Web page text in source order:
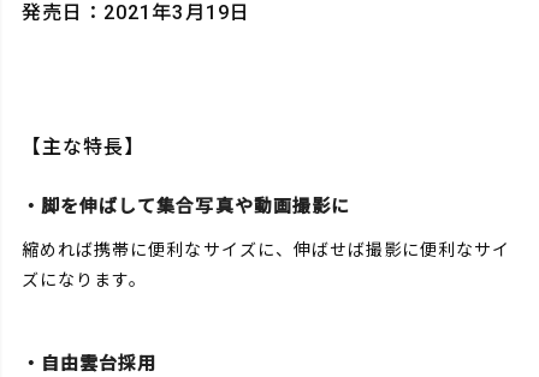
発売日：2021年3月19日
【主な特長】
・脚を伸ばして集合写真や動画撮影に
縮めれば携帯に便利なサイズに、伸ばせば撮影に便利なサイ
ズになります。
・自由雲台採用